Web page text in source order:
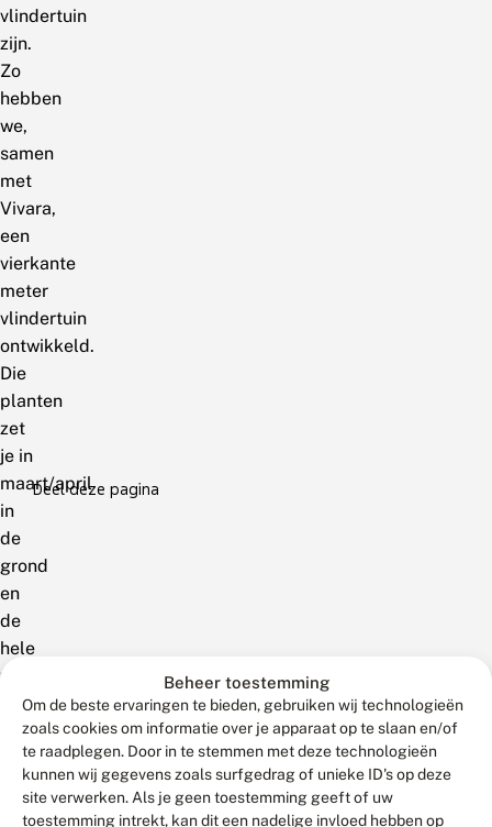
Beheer toestemming
Om de beste ervaringen te bieden, gebruiken wij technologieën
zoals cookies om informatie over je apparaat op te slaan en/of
te raadplegen. Door in te stemmen met deze technologieën
kunnen wij gegevens zoals surfgedrag of unieke ID's op deze
site verwerken. Als je geen toestemming geeft of uw
toestemming intrekt, kan dit een nadelige invloed hebben op
vlindertuin
zijn.
Zo
hebben
we,
samen
met
Vivara,
een
vierkante
meter
vlindertuin
ontwikkeld.
Die
planten
zet
je in
maart/april
in
de
grond
en
de
hele
zomer,
tot
ver
september
heb
Deel deze pagina